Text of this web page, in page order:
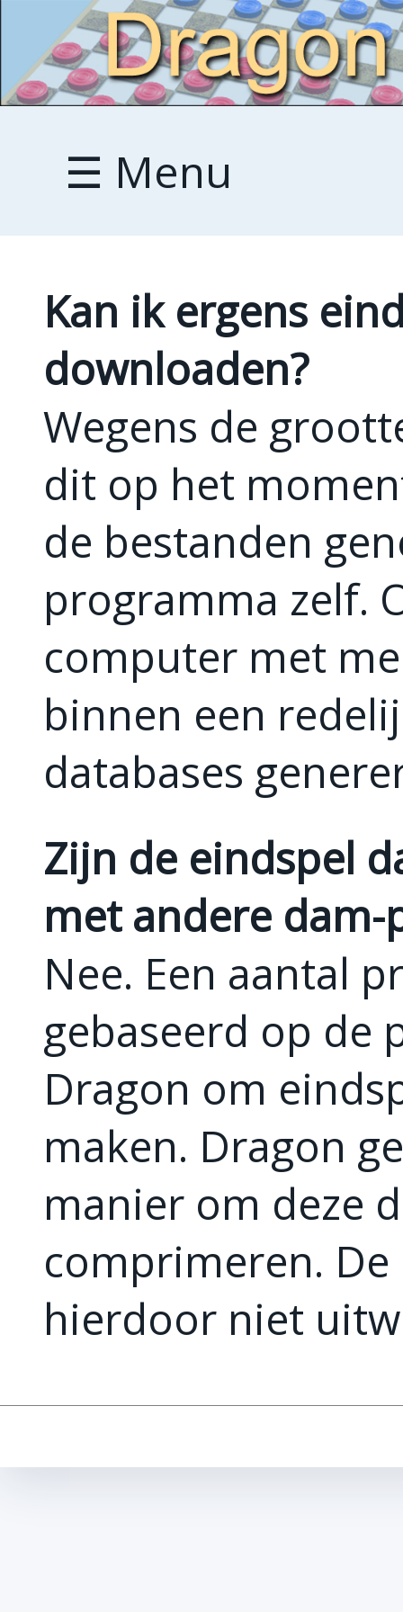
☰ Menu
Kan ik ergens
downloaden?
Wegens de
dit op het
de bestanden
programma zelf.
computer met
binnen een
databases
Zijn de eindspel
met andere
Nee. Een aantal
gebaseerd op de
Dragon om
maken. Dragon
manier om deze
comprimeren.
hierdoor niet